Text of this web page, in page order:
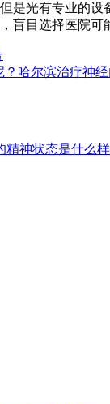
光有专业的设
盲目选择医院
哈尔滨治疗神
精神状态是什么